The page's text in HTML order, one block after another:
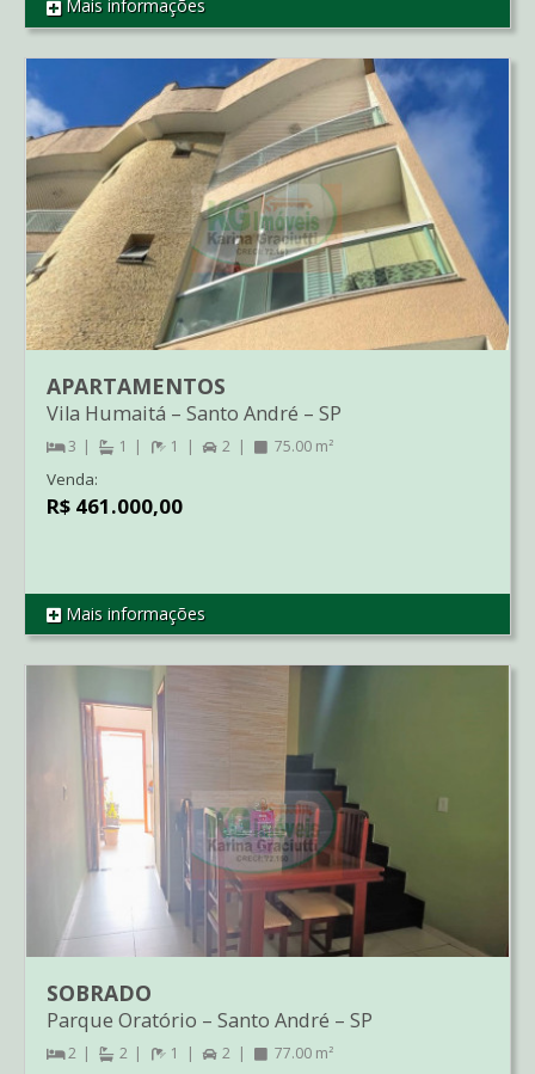
REF CO00974
Mais informações
REF AP3240
APARTAMENTOS
Vila Humaitá – Santo André – SP
3 1 1 2 75.00 m²
Venda:
R$ 461.000,00
Mais informações
SOBRADO
Parque Oratório – Santo André – SP
2 2 1 2 77.00 m²